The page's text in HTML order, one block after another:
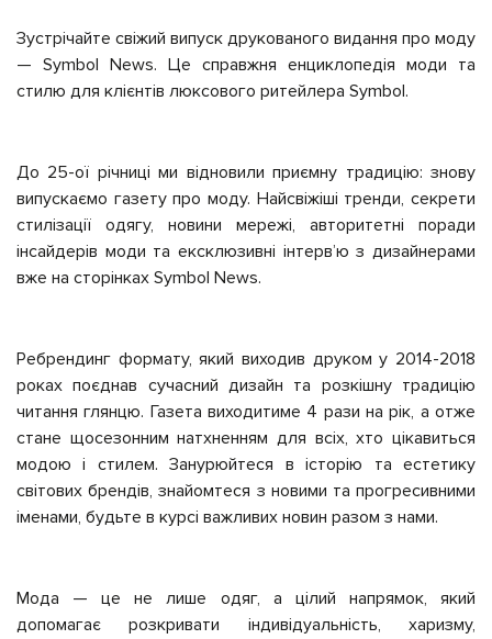
Зустрічайте свіжий випуск друкованого видання про моду
— Symbol News. Це справжня енциклопедія моди та
стилю для клієнтів люксового ритейлера Symbol.
До 25-ої річниці ми відновили приємну традицію: знову
випускаємо газету про моду. Найсвіжіші тренди, секрети
стилізації одягу, новини мережі, авторитетні поради
інсайдерів моди та ексклюзивні інтервʼю з дизайнерами
вже на сторінках Symbol News.
Ребрендинг формату, який виходив друком у 2014-2018
роках поєднав сучасний дизайн та розкішну традицію
читання глянцю. Газета виходитиме 4 рази на рік, а отже
стане щосезонним натхненням для всіх, хто цікавиться
модою і стилем. Занурюйтеся в історію та естетику
світових брендів, знайомтеся з новими та прогресивними
іменами, будьте в курсі важливих новин разом з нами.
Мода — це не лише одяг, а цілий напрямок, який
допомагає розкривати індивідуальність, харизму,